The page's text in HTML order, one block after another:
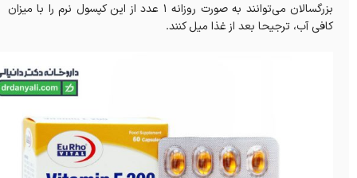
بزرگسالان می‌توانند به صورت روزانه 1 عدد از این کپسول نرم را با میزان
کافی آب، ترجیحا بعد از غذا میل کنند.